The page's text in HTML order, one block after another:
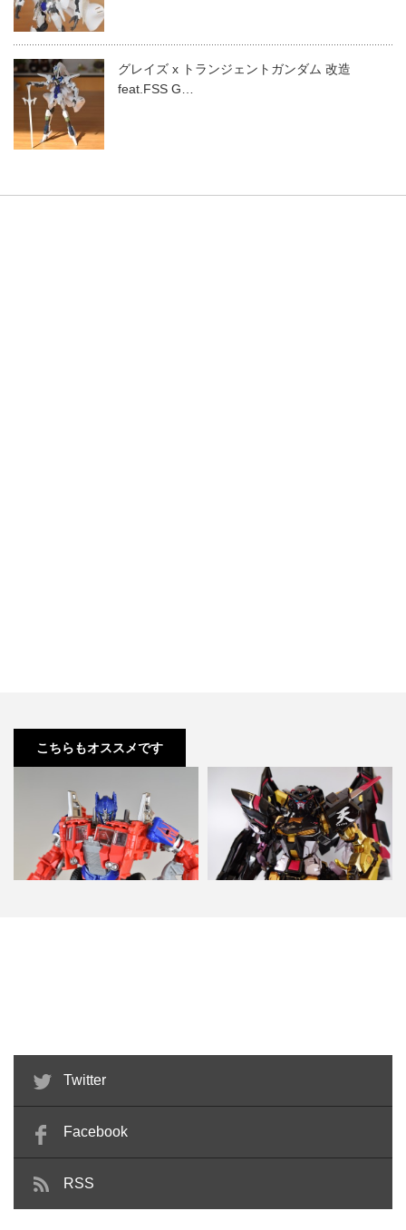
グレイズ x トランジェントガンダム 改造
feat.FSS G…
こちらもオススメです
Twitter
Facebook
RSS